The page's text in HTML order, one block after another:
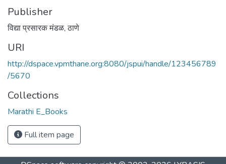
Publisher
विद्या प्रसारक मंडळ, ठाणे
URI
http://dspace.vpmthane.org:8080/jspui/handle/123456789
/5670
Collections
Marathi E_Books
Full item page